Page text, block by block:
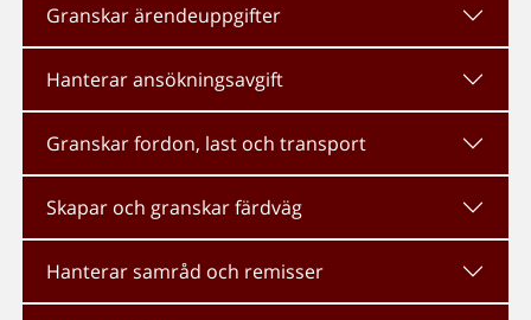
Granskar ärendeuppgifter
Hanterar ansökningsavgift
Granskar fordon, last och transport
Skapar och granskar färdväg
Hanterar samråd och remisser